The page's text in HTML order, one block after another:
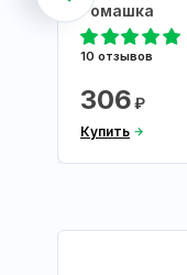
Ромашка
10 отзывов
306₽
Купить